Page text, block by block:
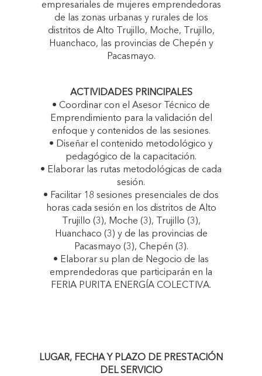
empresariales de mujeres emprendedoras
de las zonas urbanas y rurales de los
distritos de Alto Trujillo, Moche, Trujillo,
Huanchaco, las provincias de Chepén y
Pacasmayo.
ACTIVIDADES PRINCIPALES
• Coordinar con el Asesor Técnico de
Emprendimiento para la validación del
enfoque y contenidos de las sesiones.
• Diseñar el contenido metodológico y
pedagógico de la capacitación.
• Elaborar las rutas metodológicas de cada
sesión.
• Facilitar 18 sesiones presenciales de dos
horas cada sesión en los distritos de Alto
Trujillo (3), Moche (3), Trujillo (3),
Huanchaco (3) y de las provincias de
Pacasmayo (3), Chepén (3).
• Elaborar su plan de Negocio de las
emprendedoras que participarán en la
FERIA PURITA ENERGÍA COLECTIVA.
LUGAR, FECHA Y PLAZO DE PRESTACIÓN
DEL SERVICIO